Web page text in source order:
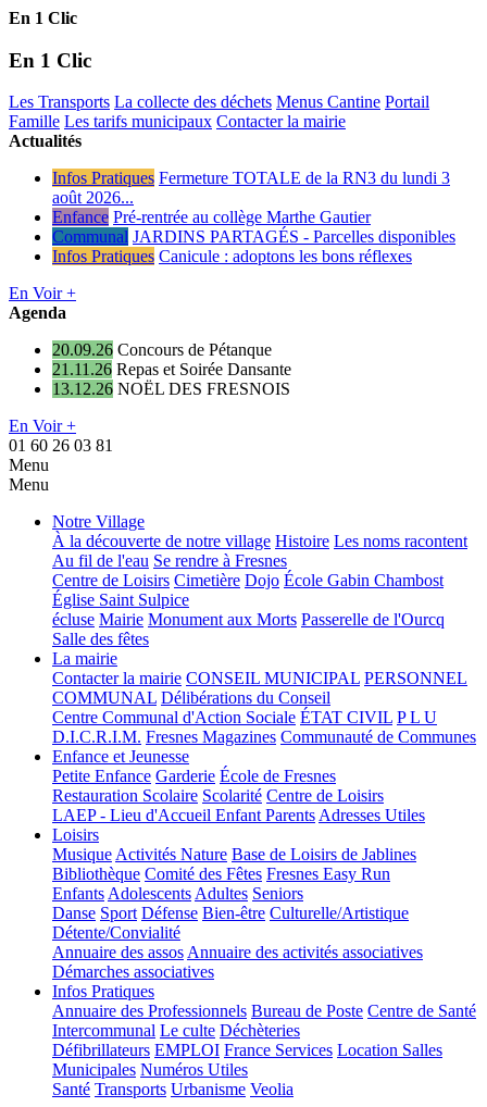
En 1 Clic
En 1 Clic
Les Transports La collecte des déchets Menus Cantine Portail
Famille Les tarifs municipaux Contacter la mairie
Actualités
Infos Pratiques Fermeture TOTALE de la RN3 du lundi 3
août 2026...
Enfance Pré-rentrée au collège Marthe Gautier
Communal JARDINS PARTAGÉS - Parcelles disponibles
Infos Pratiques Canicule : adoptons les bons réflexes
En Voir +
Agenda
20.09.26 Concours de Pétanque
21.11.26 Repas et Soirée Dansante
13.12.26 NOËL DES FRESNOIS
En Voir +
01 60 26 03 81
Menu
Menu
Notre Village
À la découverte de notre village Histoire Les noms racontent
Au fil de l'eau Se rendre à Fresnes
Centre de Loisirs Cimetière Dojo École Gabin Chambost
Église Saint Sulpice
écluse Mairie Monument aux Morts Passerelle de l'Ourcq
Salle des fêtes
La mairie
Contacter la mairie CONSEIL MUNICIPAL PERSONNEL
COMMUNAL Délibérations du Conseil
Centre Communal d'Action Sociale ÉTAT CIVIL P L U
D.I.C.R.I.M. Fresnes Magazines Communauté de Communes
Enfance et Jeunesse
Petite Enfance Garderie École de Fresnes
Restauration Scolaire Scolarité Centre de Loisirs
LAEP - Lieu d'Accueil Enfant ParentsAdresses Utiles
Loisirs
MusiqueActivités Nature Base de Loisirs de Jablines
Bibliothèque Comité des Fêtes Fresnes Easy Run
EnfantsAdolescentsAdultes Seniors
Danse Sport Défense Bien-être Culturelle/Artistique
Détente/Convialité
Annuaire des assosAnnuaire des activités associatives
Démarches associatives
Infos Pratiques
Annuaire des Professionnels Bureau de Poste Centre de Santé
Intercommunal Le culte Déchèteries
Défibrillateurs EMPLOI France Services Location Salles
Municipales Numéros Utiles
Santé Transports Urbanisme Veolia